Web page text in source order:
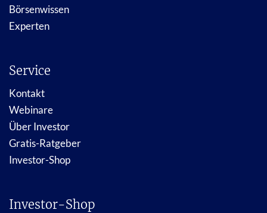
Börsenwissen
Experten
Service
Kontakt
Webinare
Über Investor
Gratis-Ratgeber
Investor-Shop
Investor-Shop